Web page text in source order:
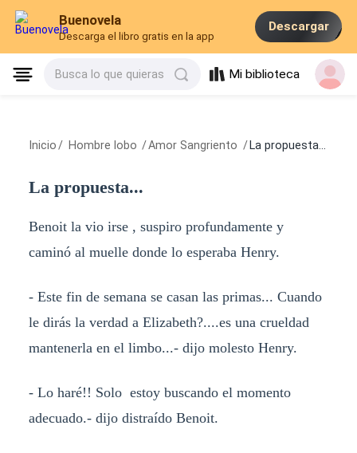
Buenovela
Descarga el libro gratis en la app
Descargar
Busca lo que quieras Mi biblioteca
Inicio / Hombre lobo /Amor Sangriento / La propuesta...
La propuesta...
Benoit la vio irse , suspiro profundamente y
caminó al muelle donde lo esperaba Henry.
- Este fin de semana se casan las primas... Cuando
le dirás la verdad a Elizabeth?....es una crueldad
mantenerla en el limbo...- dijo molesto Henry.
- Lo haré!! Solo estoy buscando el momento
adecuado.- dijo distraído Benoit.